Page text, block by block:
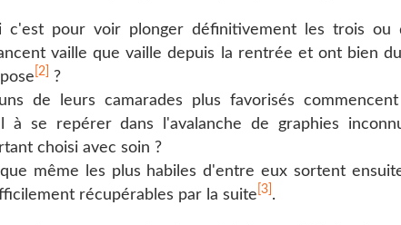
c'est pour voir plonger définitivement les trois ou
vaille que vaille depuis la rentrée et ont bien
[2]
?
de leurs camarades plus favorisés
se repérer dans l'avalanche de graphies
choisi avec soin ?
même les plus habiles d'entre eux sortent
récupérables par la suite [3] .